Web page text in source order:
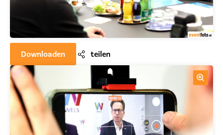
Downloaden teilen